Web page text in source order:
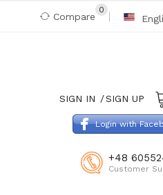
Compare
0
SIGN IN SIGN UP
+48
Customer
Login with